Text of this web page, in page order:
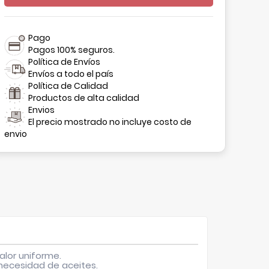
Pago
Pagos 100% seguros.
Política de Envíos
Envíos a todo el país
Política de Calidad
Productos de alta calidad
Envios
El precio mostrado no incluye costo de
envio
uniforme.
de aceites.